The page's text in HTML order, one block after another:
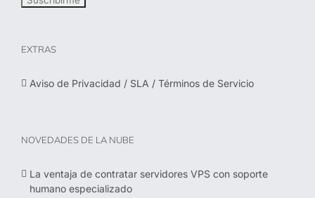
EXTRAS
Aviso de Privacidad / SLA / Términos de Servicio
NOVEDADES DE LA NUBE
La ventaja de contratar servidores VPS con soporte
humano especializado